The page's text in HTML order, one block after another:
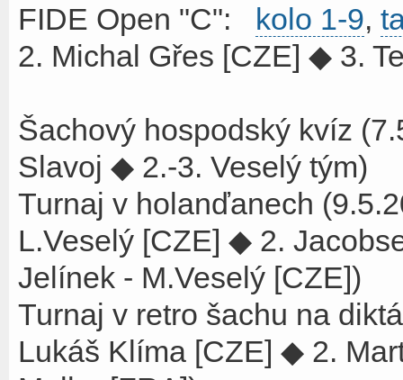
FIDE Open "C":
kolo 1-9,
2. Michal Gřes [CZE] ◆ 3.
Šachový hospodský kvíz
Slavoj ◆ 2.-3. Veselý tým)
Turnaj v holanďanech
L.Veselý [CZE] ◆ 2.
Jelínek - M.Veselý [CZE])
Turnaj v retro šachu na
Lukáš Klíma [CZE] ◆ 2.